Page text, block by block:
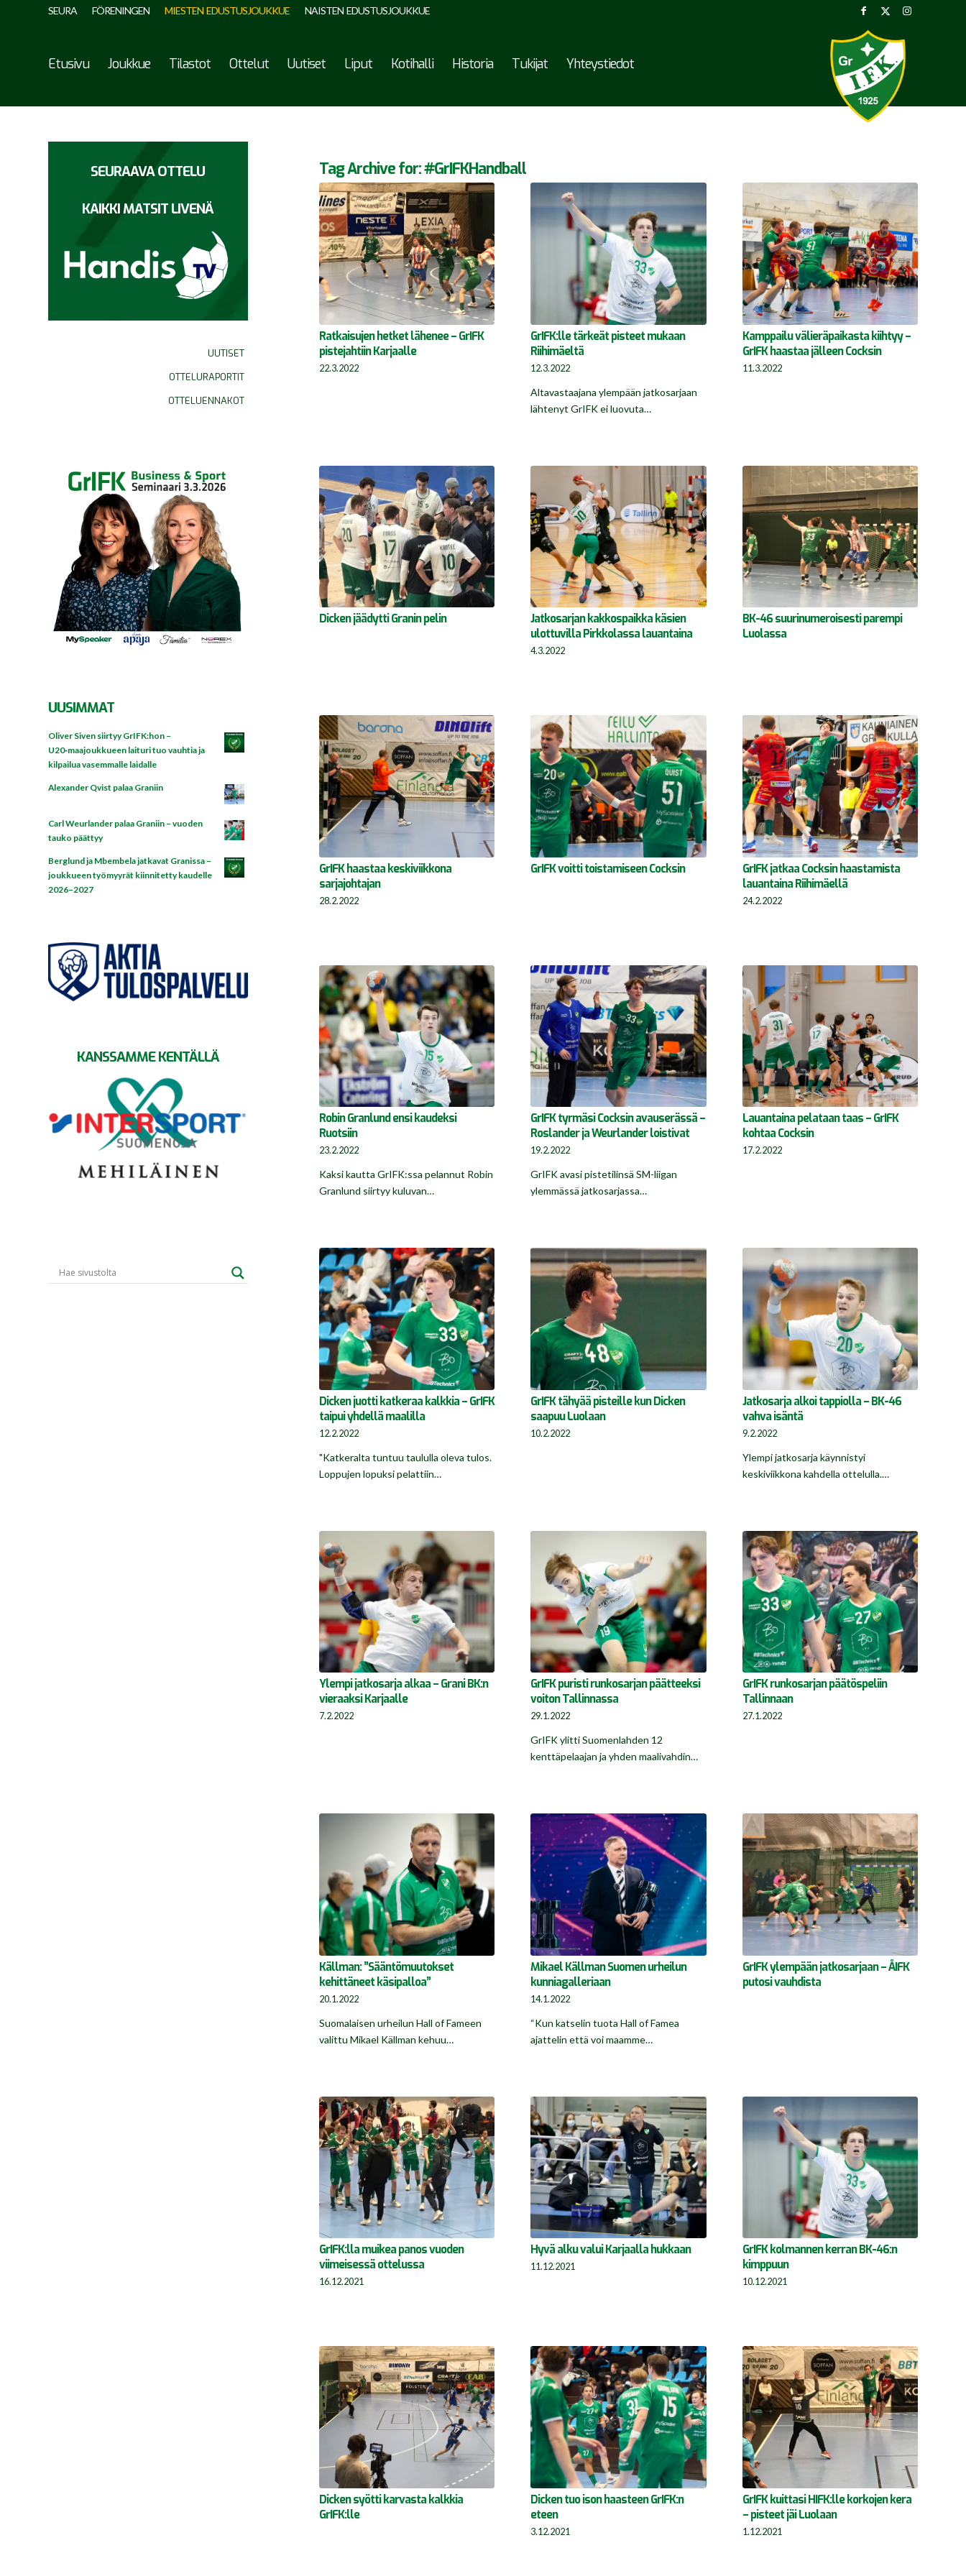
SEURA FÖRENINGEN MIESTEN EDUSTUSJOUKKUE NAISTEN EDUSTUSJOUKKUE
Etusivu Joukkue Tilastot Ottelut Uutiset Liput Kotihalli Historia Tukijat Yhteystiedot
Tag Archive for:#GrIFKHandball
Ratkaisujen hetket lähenee – GrIFK
pistejahtiin Karjaalle
22.3.2022
GrIFK:lle tärkeät pisteet mukaan
Riihimäeltä
12.3.2022
Altavastaajana ylempään jatkosarjaan
lähtenyt GrIFK ei luovuta…
Kamppailu välieräpaikasta kiihtyy –
GrIFK haastaa jälleen Cocksin
11.3.2022
Dicken jäädytti Granin pelin
Jatkosarjan kakkospaikka käsien
ulottuvilla Pirkkolassa lauantaina
4.3.2022
BK-46 suurinumeroisesti parempi
Luolassa
GrIFK haastaa keskiviikkona
sarjajohtajan
28.2.2022
GrIFK voitti toistamiseen Cocksin
GrIFK jatkaa Cocksin haastamista
lauantaina Riihimäellä
24.2.2022
Robin Granlund ensi kaudeksi
Ruotsiin
23.2.2022
Kaksi kautta GrIFK:ssa pelannut Robin
Granlund siirtyy kuluvan…
GrIFK tyrmäsi Cocksin avauserässä –
Roslander ja Weurlander loistivat
19.2.2022
GrIFK avasi pistetilinsä SM-liigan
ylemmässä jatkosarjassa…
Lauantaina pelataan taas – GrIFK
kohtaa Cocksin
17.2.2022
Dicken juotti katkeraa kalkkia – GrIFK
taipui yhdellä maalilla
12.2.2022
"Katkeralta tuntuu taululla oleva tulos.
Loppujen lopuksi pelattiin…
GrIFK tähyää pisteille kun Dicken
saapuu Luolaan
10.2.2022
Jatkosarja alkoi tappiolla – BK-46
vahva isäntä
9.2.2022
Ylempi jatkosarja käynnistyi
keskiviikkona kahdella ottelulla.…
Ylempi jatkosarja alkaa – Grani BK:n
vieraaksi Karjaalle
7.2.2022
GrIFK puristi runkosarjan päätteeksi
voiton Tallinnassa
29.1.2022
GrIFK ylitti Suomenlahden 12
kenttäpelaajan ja yhden maalivahdin…
GrIFK runkosarjan päätöspeliin
Tallinnaan
27.1.2022
Källman: ”Sääntömuutokset
kehittäneet käsipalloa”
20.1.2022
Suomalaisen urheilun Hall of Fameen
valittu Mikael Källman kehuu…
Mikael Källman Suomen urheilun
kunniagalleriaan
14.1.2022
“Kun katselin tuota Hall of Famea
ajattelin että voi maamme…
GrIFK ylempään jatkosarjaan – ÅIFK
putosi vauhdista
GrIFK:lla muikea panos vuoden
viimeisessä ottelussa
16.12.2021
Hyvä alku valui Karjaalla hukkaan
11.12.2021
GrIFK kolmannen kerran BK-46:n
kimppuun
10.12.2021
Dicken syötti karvasta kalkkia
GrIFK:lle
Dicken tuo ison haasteen GrIFK:n
eteen
3.12.2021
GrIFK kuittasi HIFK:lle korkojen kera
– pisteet jäi Luolaan
1.12.2021
SEURAAVA OTTELU
KAIKKI MATSIT LIVENÄ
UUTISET
OTTELURAPORTIT
OTTELUENNAKOT
UUSIMMAT
Oliver Siven siirtyy GrIFK:hon –
U20‑maajoukkueen laituri tuo vauhtia ja
kilpailua vasemmalle laidalle
Alexander Qvist palaa Graniin
Carl Weurlander palaa Graniin – vuoden
tauko päättyy
Berglund ja Mbembela jatkavat Granissa –
joukkueen työmyyrät kiinnitetty kaudelle
2026–2027
KANSSAMME KENTÄLLÄ